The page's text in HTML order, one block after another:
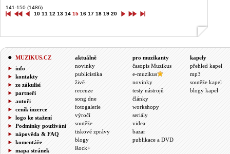
141-150 (1486)
10 11 12 13 14 15 16 17 18 19 20
MUZIKUS.CZ
info
kontakty
ze zákulisí
partneři
autoři
ceník inzerce
logo ke stažení
Podmínky používání
nápověda & FAQ
komentáře
mapa stránek
aktuálně
novinky
publicistika
živě
recenze
song dne
fotogalerie
výročí
soutěže
tiskové zprávy
blogy
Rock+
pro muzikanty
časopis Muzikus
e-muzikus
novinky
testy nástrojů
články
workshopy
seriály
videa
bazar
publikace a DVD
kapely
přehled kapel
mp3
soutěže kapel
blogy kapel